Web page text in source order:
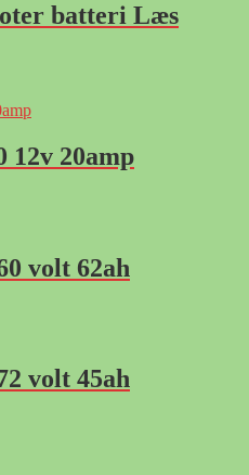
batteri Læs
12v 20amp
volt 62ah
volt 45ah